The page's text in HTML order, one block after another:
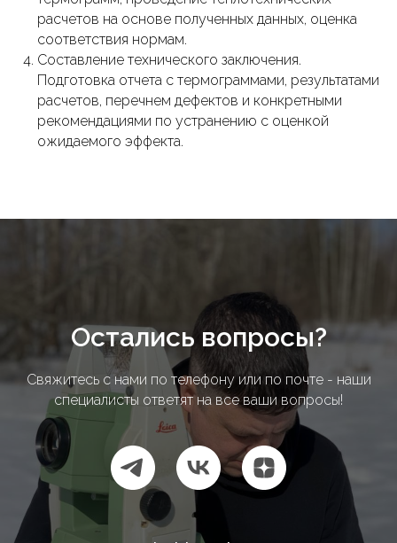
расчетов на основе полученных данных, оценка
соответствия нормам.
Составление технического заключения.
Подготовка отчета с термограммами, результатами
расчетов, перечнем дефектов и конкретными
рекомендациями по устранению с оценкой
ожидаемого эффекта.
Остались вопросы?
Свяжитесь с нами по телефону или по почте - наши
специалисты ответят на все ваши вопросы!